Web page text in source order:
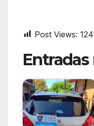
Post Views: 124
Entradas